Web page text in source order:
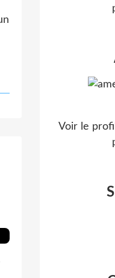
Voir le